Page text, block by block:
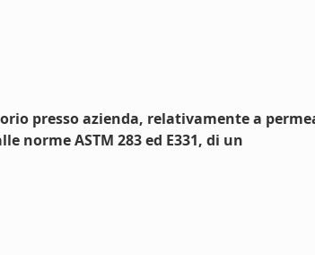
presso azienda, relativamente a
norme ASTM 283 ed E331, di un